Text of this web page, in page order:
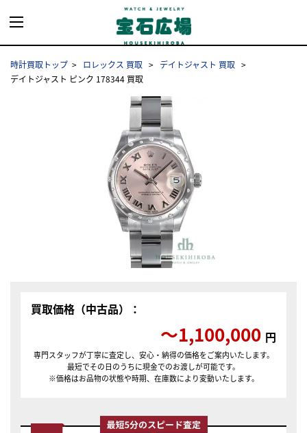
時計買取トップ ロレックス 買取
デイトジャスト 買取
デイトジャスト ピンク 178344 買取
買取価格（中古品）：
〜1,100,000 円
専門スタッフが丁寧に査定し、安心・納得の価格をご案内いたします。
最短でその日のうちに現金でのお渡しが可能です。
※価格はお品物の状態や時期、在庫数により変動いたします。